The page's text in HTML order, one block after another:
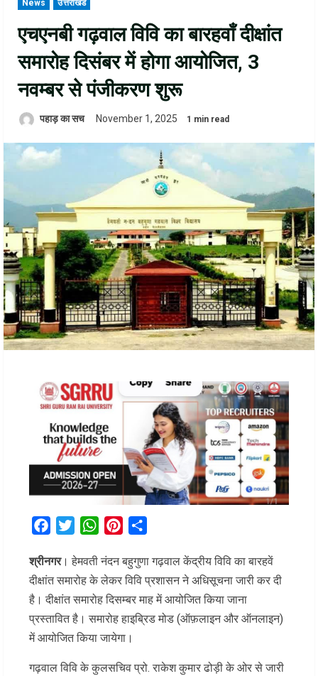
News उत्तराखंड
एचएनबी गढ़वाल विवि का बारहवाँ दीक्षांत
समारोह दिसंबर में होगा आयोजित, 3
नवम्बर से पंजीकरण शुरू
पहाड़ का सच November 1, 2025 1 min read
FacebookTwitterWhatsAppPinterest
श्रीनगर। हेमवती नंदन बहुगुणा गढ़वाल केंद्रीय विवि का बारहवें
दीक्षांत समारोह के लेकर विवि प्रशासन ने अधिसूचना जारी कर दी
है। दीक्षांत समारोह दिसम्बर माह में आयोजित किया जाना
प्रस्तावित है। समारोह हाइब्रिड मोड (ऑफ़लाइन और ऑनलाइन)
में आयोजित किया जायेगा।
गढ़वाल विवि के कुलसचिव प्रो. राकेश कुमार ढोड़ी के ओर से जारी